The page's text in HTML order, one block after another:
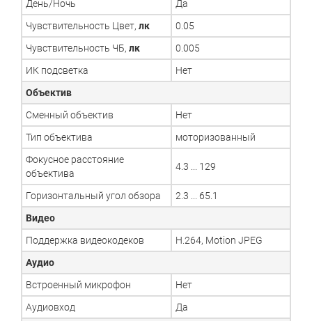
День/Ночь
Да
Чувствительность Цвет, лк
0.05
Чувствительность ЧБ, лк
0.005
ИК подсветка
Нет
Объектив
Сменный объектив
Нет
Тип объектива
моторизованный
Фокусное расстояние
объектива
4.3 ... 129
Горизонтальный угол обзора
2.3 ... 65.1
Видео
Поддержка видеокодеков
H.264, Motion JPEG
Аудио
Встроенный микрофон
Нет
Аудиовход
Да